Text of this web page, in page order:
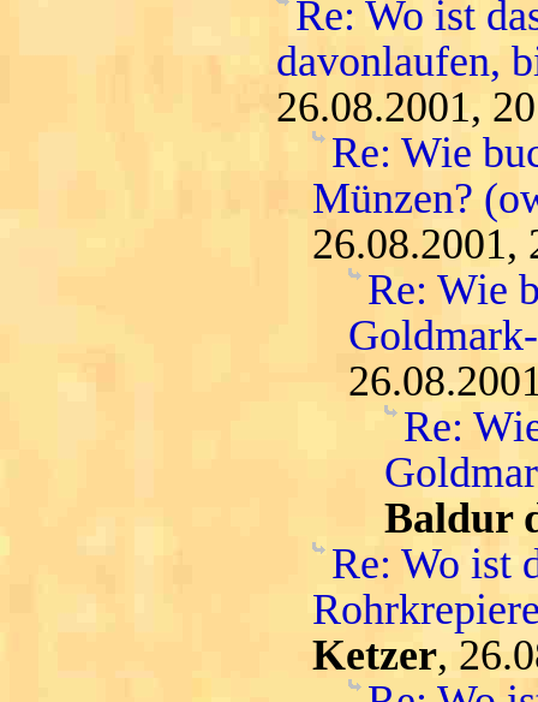
Re: Wo ist
davonlaufen,
26.08.2001,
Re: Wie
Münzen?
26.08.2001,
Re: Wie
Re:
Baldur
Re: Wo ist
Ketzer,